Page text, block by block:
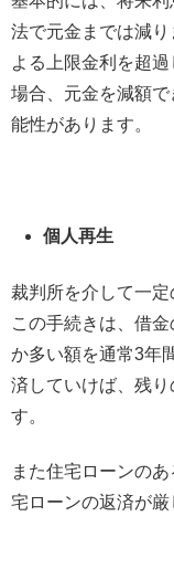
法で元金までは減
よる上限金利を超
場合、元金を減額
能性があります。
個人再生
裁判所を介して一定
この手続きは、借
か多い額を通常3年
済していけば、残
す。
また住宅ローンの
宅ローンの返済が厳